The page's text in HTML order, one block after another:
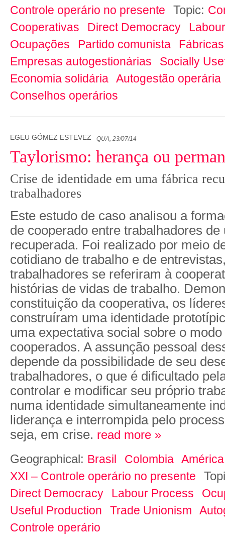
Controle operário no presente Topic:
Cooperativas
Direct Democracy
Ocupações
Partido comunista
Empresas autogestionárias
Socially
Economia solidária Autogestão operária
Conselhos operários
EGEU GÓMEZ ESTEVEZ QUA, 23/07/14
Taylorismo: herança ou
Crise de identidade em uma fábrica
trabalhadores
Este estudo de caso analisou a
de cooperado entre trabalhadores de
recuperada. Foi realizado por meio
cotidiano de trabalho e de
trabalhadores se referiram à
histórias de vidas de trabalho.
constituição da cooperativa, os
construíram uma identidade
uma expectativa social sobre o
cooperados. A assunção pessoal
depende da possibilidade de seu
trabalhadores, o que é dificultado
controlar e modificar seu próprio
numa identidade simultaneamente
liderança e interrompida pelo
seja, em crise. read more »
Geographical: Brasil Colombia
XXI – Controle operário no presente
Direct Democracy Labour Process
Useful Production
Trade Unionism
Controle operário